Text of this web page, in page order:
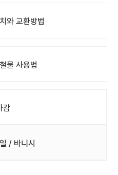
와 교환방법
물 사용법
감
/ 바니시